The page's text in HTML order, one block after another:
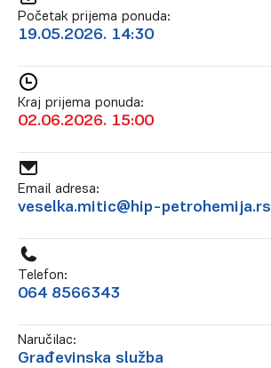
Početak prijema ponuda:
19.05.2026. 14:30
Kraj prijema ponuda:
02.06.2026. 15:00
Email adresa:
veselka.mitic@hip-petrohemija.rs
Telefon:
064 8566343
Naručilac:
Građevinska služba